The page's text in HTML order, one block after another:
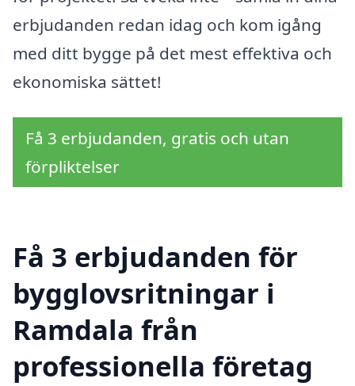
erbjudanden redan idag och kom igång
med ditt bygge på det mest effektiva och
ekonomiska sättet!
Få 3 erbjudanden, gratis och utan
förpliktelser
Få 3 erbjudanden för
bygglovsritningar i
Ramdala från
professionella företag